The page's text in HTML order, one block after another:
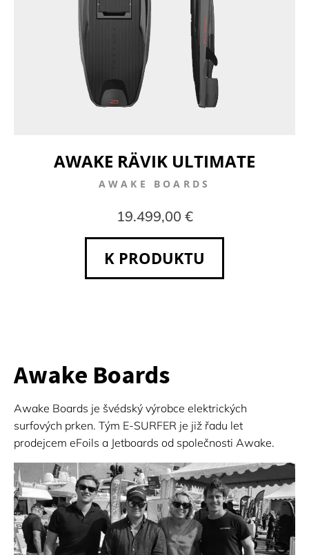
AWAKE RÄVIK ULTIMATE
AWAKE BOARDS
19.499,00 €
K PRODUKTU
Awake Boards
Awake Boards je švédský výrobce elektrických
surfových prken. Tým E-SURFER je již řadu let
prodejcem eFoils a Jetboards od společnosti Awake.